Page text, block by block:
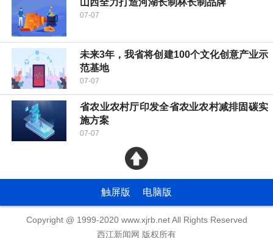
山西全力打造河湖长制林长制品牌
07-07
未来3年，我省将创建100个文化创意产业示
范基地
07-07
省农业农村厅印发全省农业农村减排固碳实
施方案
07-07
触屏版 电脑版
Copyright @ 1999-2020 www.xjrb.net All Rights Reserved
西江新闻网 版权所有